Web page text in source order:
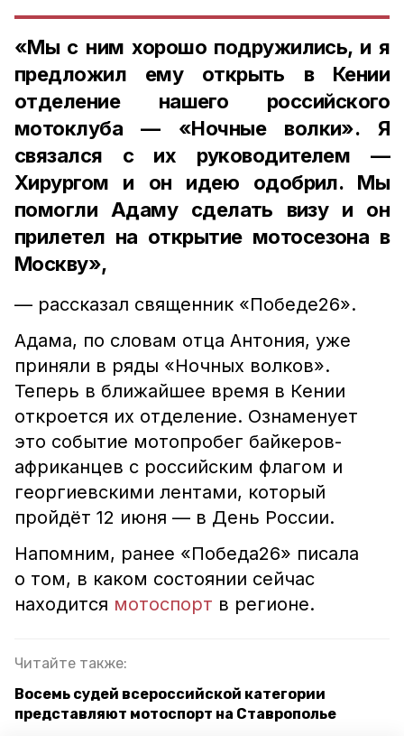
«Мы с ним хорошо подружились, и я
предложил ему открыть в Кении
отделение нашего российского
мотоклуба — «Ночные волки». Я
связался с их руководителем —
Хирургом и он идею одобрил. Мы
помогли Адаму сделать визу и он
прилетел на открытие мотосезона в
Москву»,
— рассказал священник «Победе26».
Адама, по словам отца Антония, уже
приняли в ряды «Ночных волков».
Теперь в ближайшее время в Кении
откроется их отделение. Ознаменует
это событие мотопробег байкеров-
африканцев с российским флагом и
георгиевскими лентами, который
пройдёт 12 июня — в День России.
Напомним, ранее «Победа26» писала
о том, в каком состоянии сейчас
находится мотоспорт в регионе.
Читайте также:
Восемь судей всероссийской категории
представляют мотоспорт на Ставрополье